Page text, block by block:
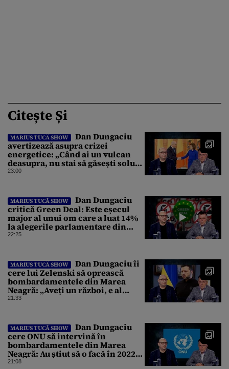
Citește Și
MARIUS TUCĂ SHOW
Dan Dungaciu
avertizează asupra crizei
energetice: „Când ai un vulcan
deasupra, nu stai să găsești soluții
cu leucoplast”
23:00
MARIUS TUCĂ SHOW
Dan Dungaciu
critică Green Deal: Este eșecul
major al unui om care a luat 14%
la alegerile parlamentare din
Olanda
22:25
MARIUS TUCĂ SHOW
Dan Dungaciu îi
cere lui Zelenski să oprească
bombardamentele din Marea
Neagră: „Aveți un război, e al
vostru, dar lăsați restul să
21:33
MARIUS TUCĂ SHOW
Dan Dungaciu
cere ONU să intervină în
bombardamentele din Marea
Neagră: Au știut să o facă în 2022
ca să salveze grânele ucrainene
21:08